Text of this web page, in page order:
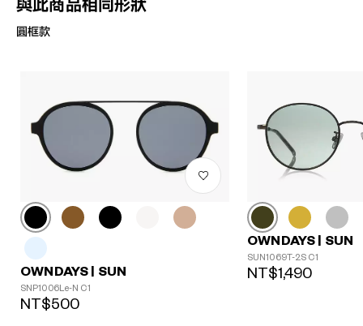
與此商品相同形狀
圓框款
OWNDAYS | SUN
SNP1006Le-N C1
NT$500
OWNDAYS | SUN
SUN1069T-2S C1
NT$1,490